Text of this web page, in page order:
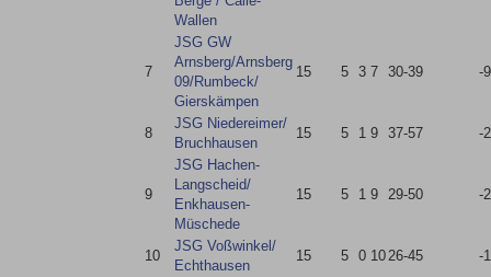
Wallen
7
JSG GW
Arnsberg/​Arnsberg
09/​Rumbeck/​
Gierskämpen
15 5 3 7 30-39 -9
8
JSG Niedereimer/​
Bruchhausen
15 5 1 9 37-57 -
9
JSG Hachen-
Langscheid/​
Enkhausen-
Müschede
15 5 1 9 29-50 -
10
JSG Voßwinkel/​
Echthausen
15 5 0 1026-45 -